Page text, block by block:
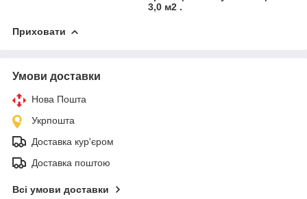
3,0 м2 .
Приховати
Умови доставки
Нова Пошта
Укрпошта
Доставка кур'єром
Доставка поштою
Всі умови доставки